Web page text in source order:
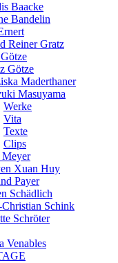
Baacke
Bandelin
Reiner Gratz
Götze
Maderthaner
Masuyama
Werke
Vita
Texte
Clips
Meyer
Xuan Huy
Payer
Schädlich
Christian Schink
Schröter
Venables